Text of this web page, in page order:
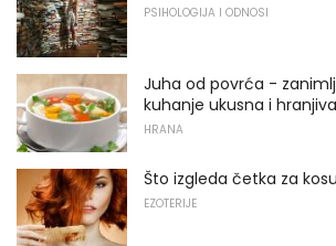
PSIHOLOGIJA I ODNOSI
Juha od povrća -
kuhanje ukusna i
HRANA
Što izgleda četka za
EZOTERIJE